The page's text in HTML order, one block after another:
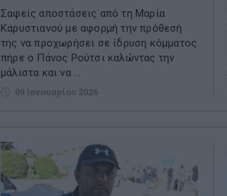
Σαφείς αποστάσεις από τη Μαρία
Καρυστιανού με αφορμή την πρόθεσή
της να προχωρήσει σε ίδρυση κόμματος
πήρε ο Πάνος Ρούτσι καλώντας την
μάλιστα και να ...
09 Ιανουαρίου 2026